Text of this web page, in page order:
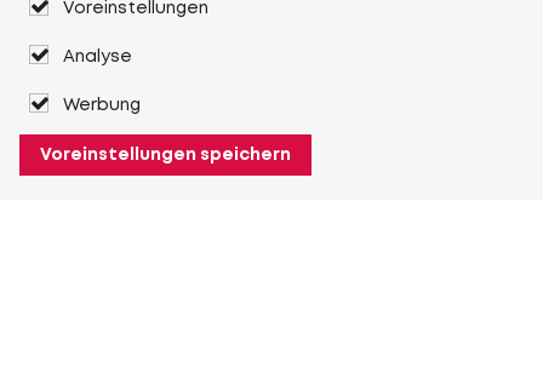
Voreinstellungen
Analyse
Werbung
Voreinstellungen speichern